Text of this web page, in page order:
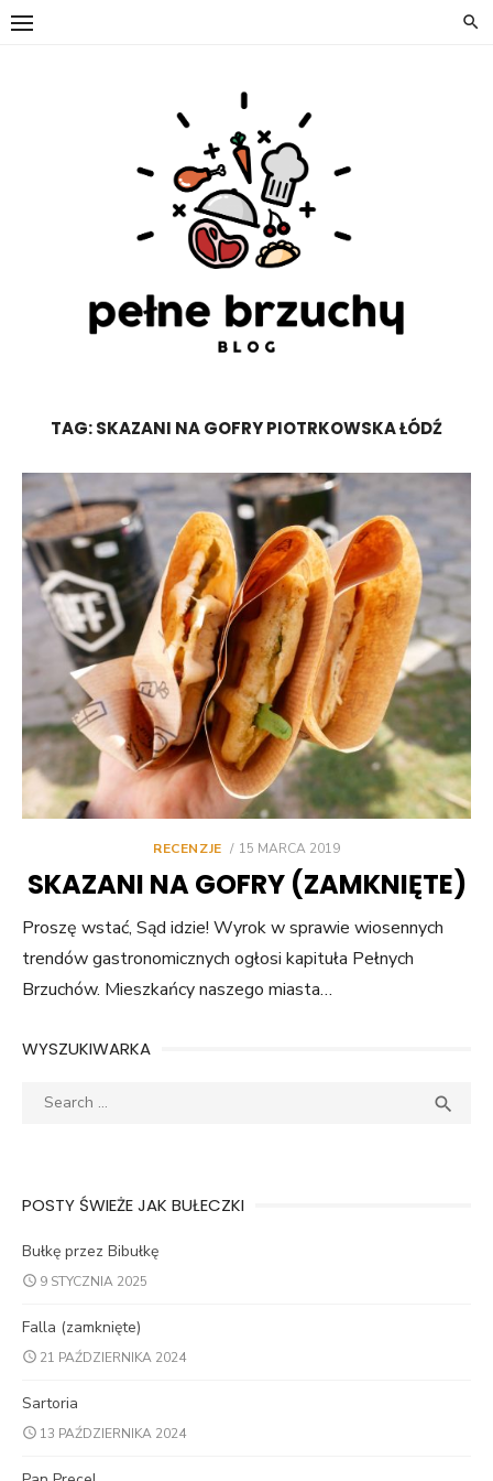
Skip
TAG:SKAZANI NA GOFRY PIOTRKOWSKA ŁÓDŹ
RECENZJE
POSTED
15 MARCA 2019
SKAZANI NA GOFRY (ZAMKNIĘTE)
Proszę wstać, Sąd idzie! Wyrok w sprawie wiosennych
trendów gastronomicznych ogłosi kapituła Pełnych
Brzuchów. Mieszkańcy naszego miasta…
WYSZUKIWARKA
Search

POSTY ŚWIEŻE JAK BUŁECZKI
Bułkę przez Bibułkę
9 STYCZNIA 2025
Falla (zamknięte)
21 PAŹDZIERNIKA 2024
Sartoria
13 PAŹDZIERNIKA 2024